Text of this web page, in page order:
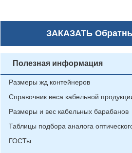
ЗАКАЗАТЬ
Полезная информация
Размеры жд контейнеров
Справочник веса кабельной
Размеры и вес кабельных барабанов
Таблицы подбора аналога
ГОСТы